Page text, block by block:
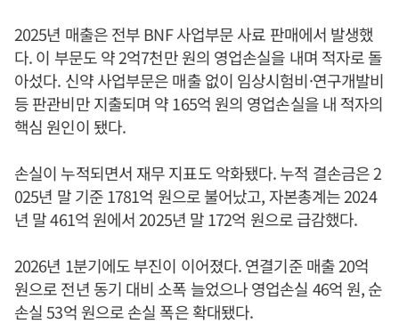
2025년 매출은 전부 BNF 사업부문 사료 판매에서 발생했
다. 이 부문도 약 2억7천만 원의 영업손실을 내며 적자로 돌
아섰다. 신약 사업부문은 매출 없이 임상시험비·연구개발비
등 판관비만 지출되며 약 165억 원의 영업손실을 내 적자의
핵심 원인이 됐다.
손실이 누적되면서 재무 지표도 악화됐다. 누적 결손금은 2
025년 말 기준 1781억 원으로 불어났고, 자본총계는 2024
년 말 461억 원에서 2025년 말 172억 원으로 급감했다.
2026년 1분기에도 부진이 이어졌다. 연결기준 매출 20억
원으로 전년 동기 대비 소폭 늘었으나 영업손실 46억 원, 순
손실 53억 원으로 손실 폭은 확대됐다.